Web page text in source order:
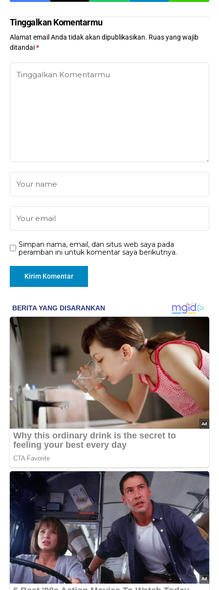
Tinggalkan Komentarmu
Alamat email Anda tidak akan dipublikasikan. Ruas yang wajib
ditandai*
Simpan nama, email, dan situs web saya pada
peramban ini untuk komentar saya berikutnya.